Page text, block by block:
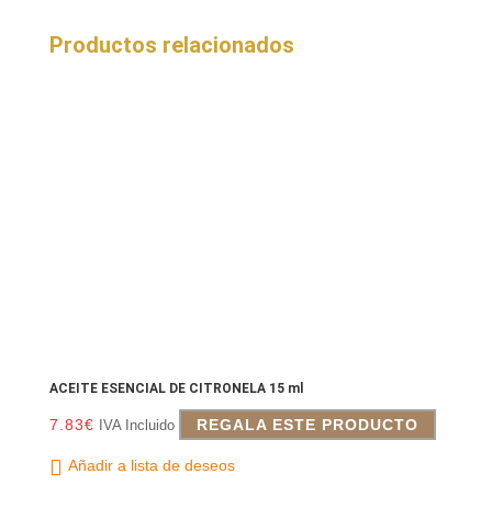
Productos relacionados
ACEITE ESENCIAL DE CITRONELA 15 ml
7.83€ IVA Incluido REGALA ESTE PRODUCTO
Añadir a lista de deseos